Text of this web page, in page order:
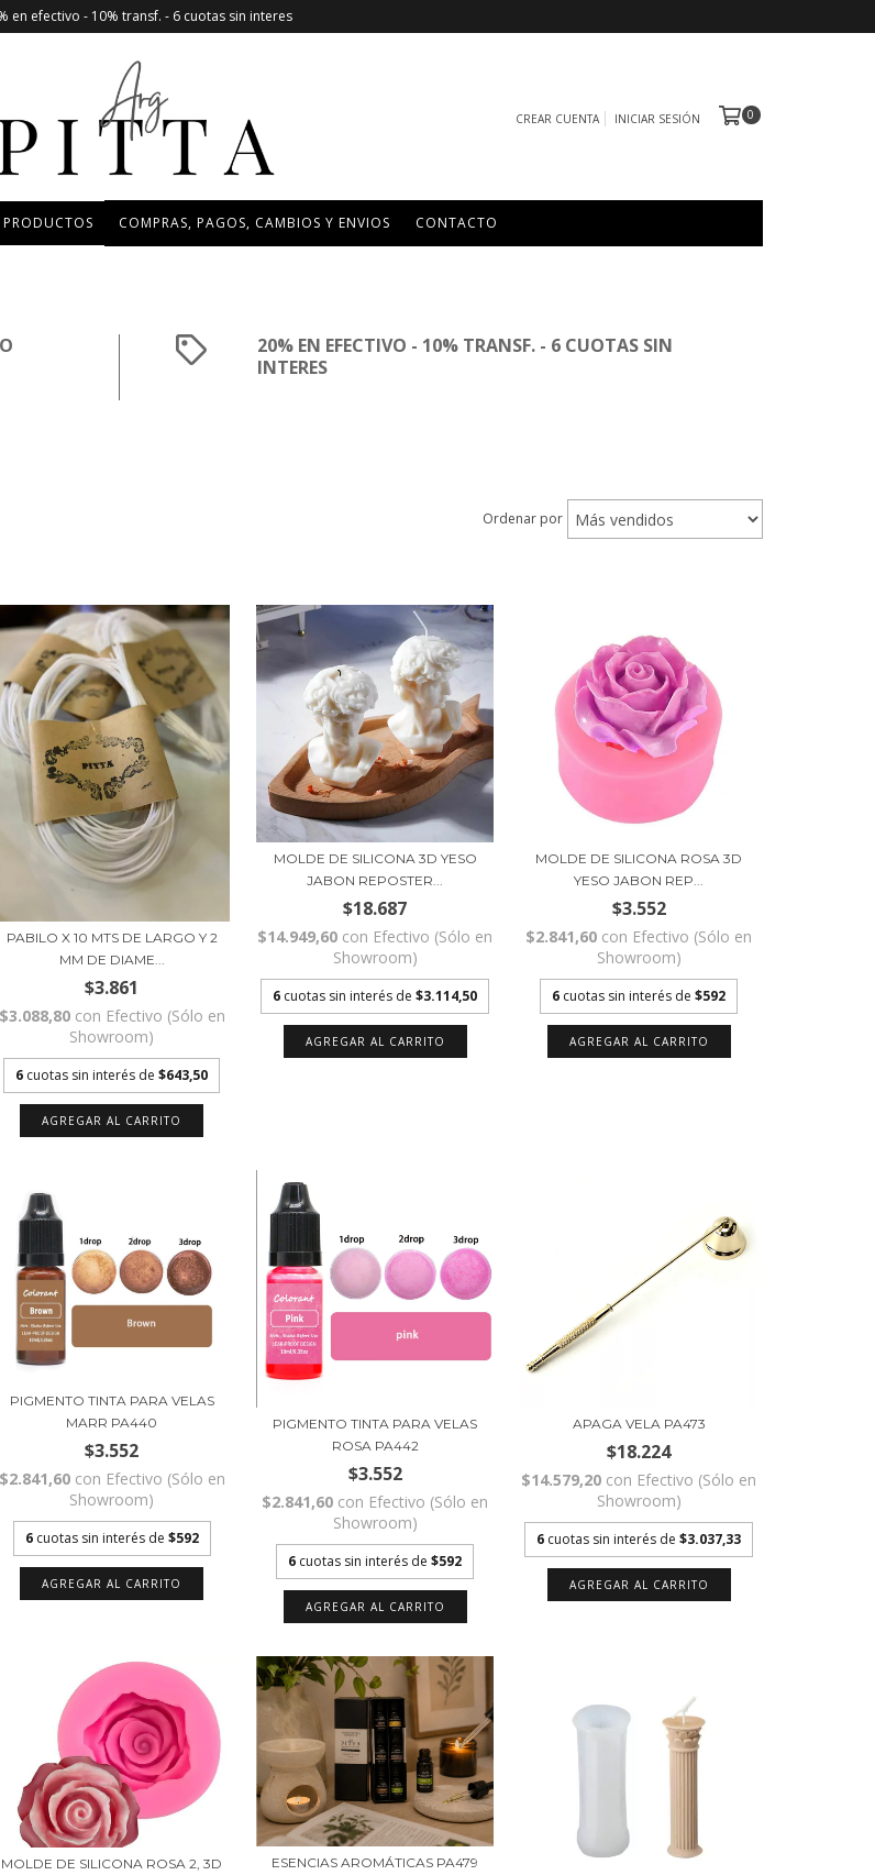
en efectivo - 10% transf. - 6 cuotas sin interes
CREAR CUENTA INICIAR SESIÓN 0
PRODUCTOS COMPRAS, PAGOS, CAMBIOS Y ENVIOS CONTACTO
20% EN EFECTIVO - 10% TRANSF. - 6 CUOTAS SIN
INTERES
Ordenar por
PABILO X 10 MTS DE LARGO Y 2
MM DE DIAME...
$3.861
$3.088,80 con Efectivo (Sólo en
Showroom)
6 cuotas sin interés de$643,50
MOLDE DE SILICONA 3D YESO
JABON REPOSTER...
$18.687
$14.949,60 con Efectivo (Sólo en
Showroom)
6 cuotas sin interés de$3.114,50
MOLDE DE SILICONA ROSA 3D
YESO JABON REP...
$3.552
$2.841,60 con Efectivo (Sólo en
Showroom)
6 cuotas sin interés de$592
PIGMENTO TINTA PARA VELAS
MARR PA440
$3.552
$2.841,60 con Efectivo (Sólo en
Showroom)
6 cuotas sin interés de $592
PIGMENTO TINTA PARA VELAS
ROSA PA442
$3.552
$2.841,60 con Efectivo (Sólo en
Showroom)
6 cuotas sin interés de$592
APAGA VELA PA473
$18.224
$14.579,20 con Efectivo (Sólo en
Showroom)
6 cuotas sin interés de$3.037,33
MOLDE DE SILICONA ROSA 2, 3D
ESENCIAS AROMÁTICAS PA479